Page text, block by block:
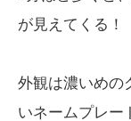
が見えてくる！
外観は濃いめの
いネームプレー